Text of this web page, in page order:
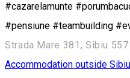
#cazarelamunte
#pensiune #teambuilding
Strada Mare 381, Sibiu
Accommodation outside Sibiu